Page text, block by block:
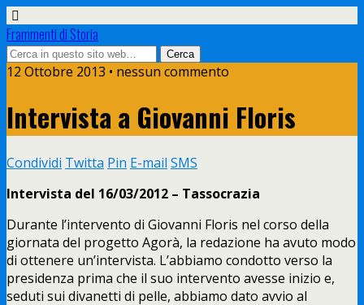
Frammenti di Storia
12 Ottobre 2013 • nessun commento
Intervista a Giovanni Floris
Condividi Twitta Pin E-mail SMS
Intervista del 16/03/2012 – Tassocrazia
Durante l’intervento di Giovanni Floris nel corso della
giornata del progetto Agorà, la redazione ha avuto modo
di ottenere un’intervista. L’abbiamo condotto verso la
presidenza prima che il suo intervento avesse inizio e,
seduti sui divanetti di pelle, abbiamo dato avvio al